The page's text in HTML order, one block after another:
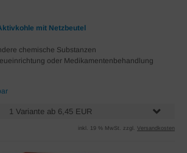
mit Netzbeutel
chemische Substanzen
oder Medikamentenbehandlung
1 Variante ab 6,45 EUR
inkl. 19 % MwSt. zzgl. Versandkosten